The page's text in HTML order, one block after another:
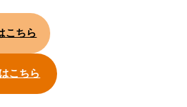
こちら
こちら